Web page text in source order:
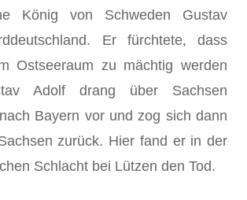
König von Schweden Gustav
Er fürchtete, dass
Ostseeraum zu mächtig werden
Adolf drang über Sachsen
Bayern vor und zog sich dann
zurück. Hier fand er in der
Schlacht bei Lützen den Tod.